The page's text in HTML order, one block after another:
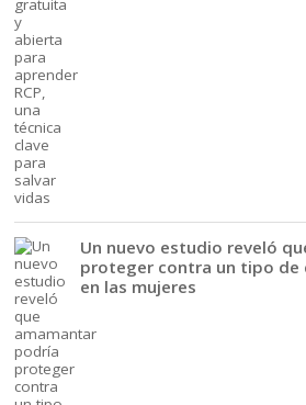
Un nuevo estudio reveló
proteger contra un tipo de
en las mujeres